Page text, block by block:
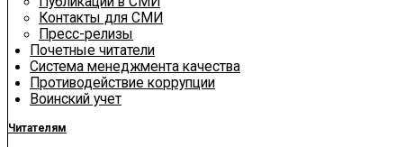
Контакты для СМИ
Пресс-релизы
Почетные читатели
Система менеджмента качества
Противодействие коррупции
Воинский учет
Читателям